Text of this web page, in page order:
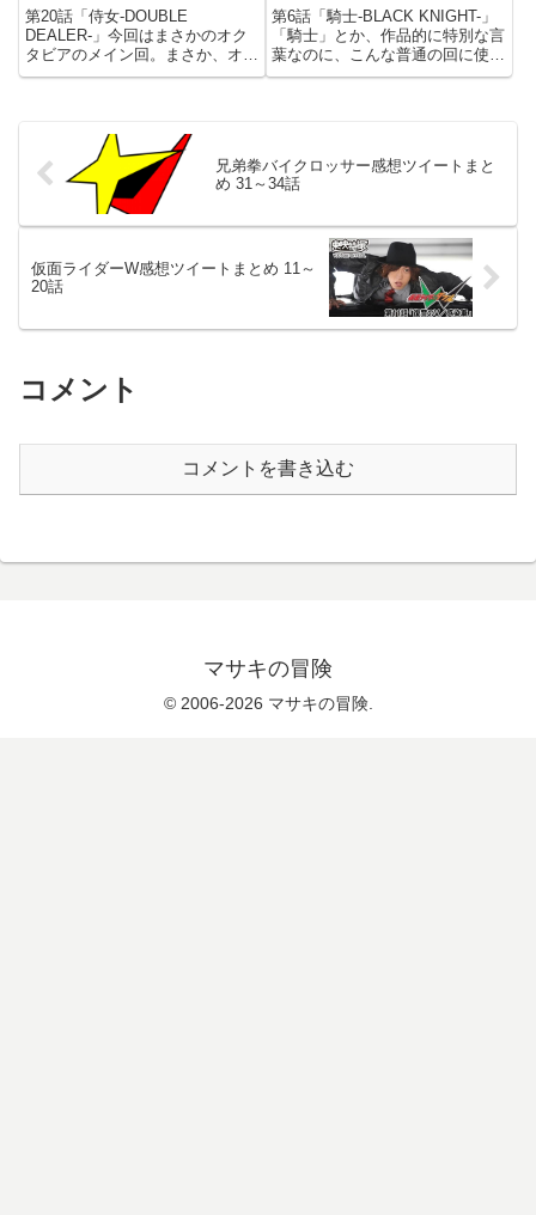
第20話「侍女-DOUBLE
DEALER-」今回はまさかのオク
タビアのメイン回。まさか、オク
タビアがそんな重要なキャラだな
キャラだったっけ(笑)印象が薄す
ぎて、どんなキャラだっ...
第6話「騎士-BLACK KNIGHT-」
「騎士」とか、作品的に特別な言
葉なのに、こんな普通の回に使っ
ていいのか(苦笑)「坊や… あな
兄弟拳バイクロッサー感想ツイートまと
め 31～34話
仮面ライダーW感想ツイートまとめ 11～
20話
コメント
コメントを書き込む
マサキの冒険
© 2006-2026 マサキの冒険.